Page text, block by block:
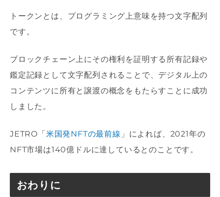
トークンとは、プログラミング上意味を持つ文字配列
です。
ブロックチェーン上にその権利を証明する所有記録や
鑑定記録として文字配列されることで、デジタル上の
コンテンツに所有と譲渡の概念をもたらすことに成功
しました。
JETRO「 米国発NFTの最前線 」によれば、2021年の
NFT市場は140億ドルに達しているとのことです。
おわりに